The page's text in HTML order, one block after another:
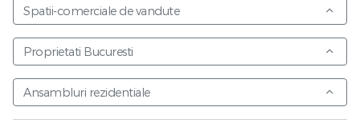
Spatii-comerciale de vandute
Proprietati Bucuresti
Ansambluri rezidentiale